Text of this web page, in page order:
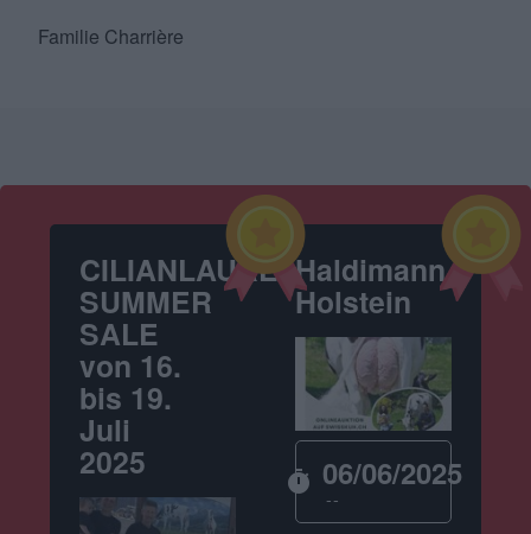
Familie Charrière
CILIANLAURE
SUMMER
SALE
von 16.
bis 19.
Juli
2025
Haldimann
Holstein
timer 06/06/2025
--